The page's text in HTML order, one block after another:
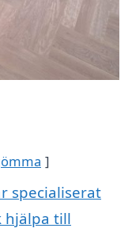
specialiserat
hjälpa till